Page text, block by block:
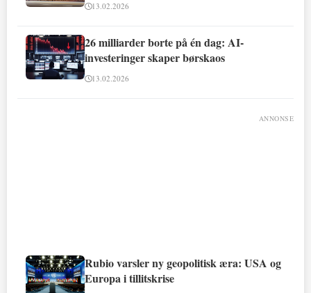
13.02.2026
26 milliarder borte på én dag: AI-
investeringer skaper børskaos
13.02.2026
ANNONSE
Rubio varsler ny geopolitisk æra: USA og
Europa i tillitskrise